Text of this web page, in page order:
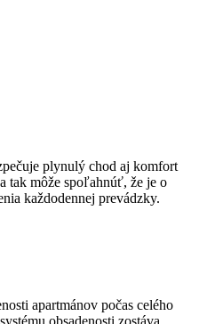
plynulý chod aj komfort
tak môže spoľahnúť, že je o
každodennej prevádzky.
apartmánov počas celého
obsadenosti zostáva